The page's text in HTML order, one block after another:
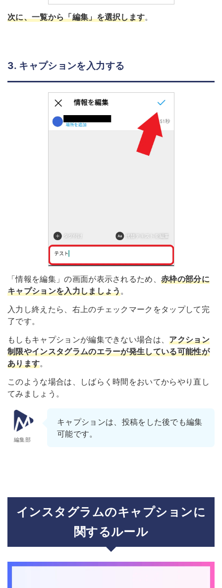
次に、一覧から「編集」を選択します。
3. キャプションを入力する
「情報を編集」の画面が表示されるため、赤枠の部分に
キャプションを入力しましょう。
入力し終えたら、右上のチェックマークをタップして完
了です。
もしもキャプションが編集できない場合は、アクション
制限やインスタグラムのエラーが発生している可能性が
あります。
このような場合は、しばらく時間をおいてからやり直し
てみましょう。
編集部
キャプションは、投稿をした後でも編集
可能です。
インスタグラムのキャプションに
関するルール